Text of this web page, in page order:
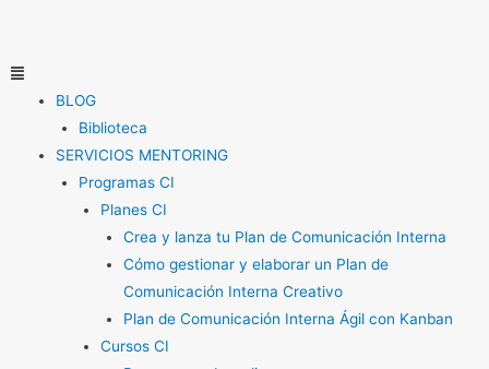
contenido
Menú
BLOG
Biblioteca
SERVICIOS MENTORING
Programas CI
Planes CI
Crea y lanza tu Plan de Comunicación Interna
Cómo gestionar y elaborar un Plan de
Comunicación Interna Creativo
Plan de Comunicación Interna Ágil con Kanban
Cursos CI